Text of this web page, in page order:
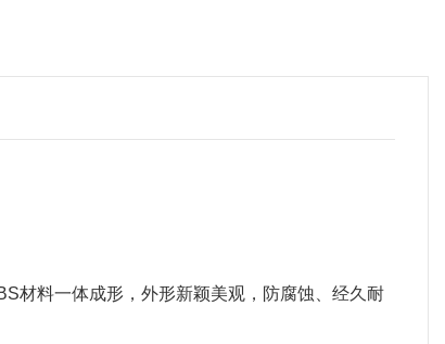
材料一体成形，外形新颖美观，防腐蚀、经久耐